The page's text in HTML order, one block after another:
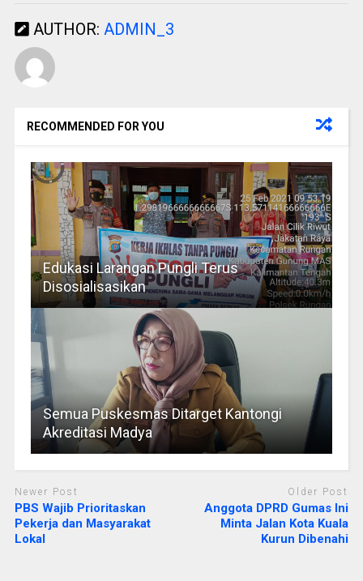
AUTHOR: ADMIN_3
RECOMMENDED FOR YOU
Edukasi Larangan Pungli Terus
Disosialisasikan
Semua Puskesmas Ditarget Kantongi
Akreditasi Madya
Newer Post
PBS Wajib Prioritaskan
Pekerja dan Masyarakat
Lokal
Older Post
Anggota DPRD Gumas Ini
Minta Jalan Kota Kuala
Kurun Dibenahi